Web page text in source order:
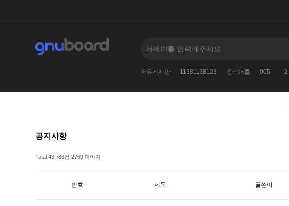
자유게시판 11381138123 검색어를 005-- 2
공지사항
Total 43,786건 2769 페이지
번호 제목 글쓴이